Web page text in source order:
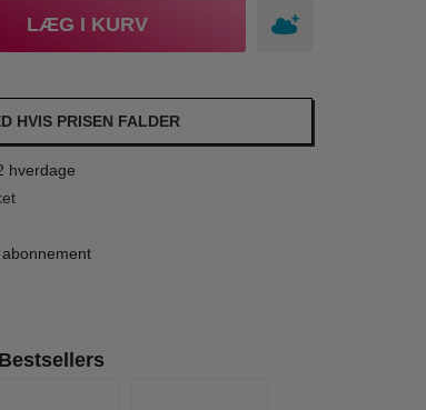
LÆG I KURV
HVIS PRISEN FALDER
hverdage
Bestsellers